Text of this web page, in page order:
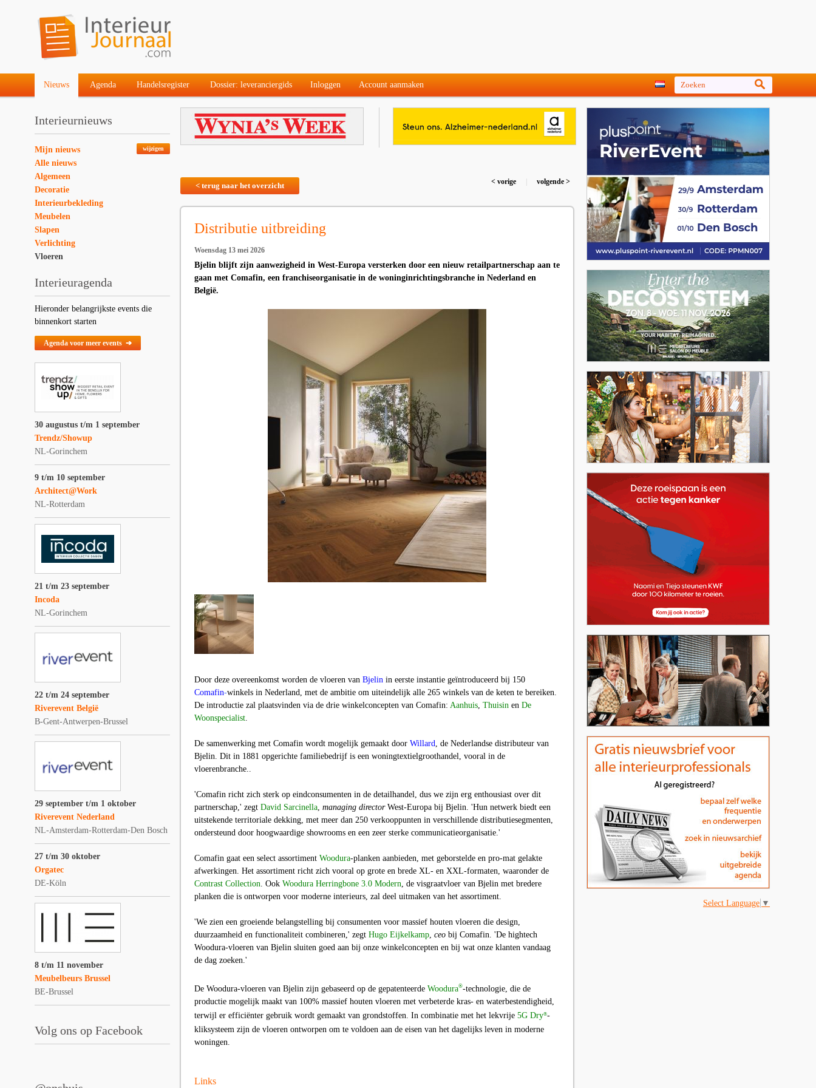
Nieuws Agenda Handelsregister Dossier: leveranciergids Inloggen Account aanmaken
Interieurnieuws
wijzigen
Mijn nieuws
Alle nieuws
Algemeen
Decoratie
Interieurbekleding
Meubelen
Slapen
Verlichting
Vloeren
Interieuragenda
Hieronder belangrijkste events die
binnenkort starten
Agenda voor meer events ➔
30 augustus t/m 1 september
Trendz/Showup
NL-Gorinchem
9 t/m 10 september
Architect@Work
NL-Rotterdam
21 t/m 23 september
Incoda
NL-Gorinchem
22 t/m 24 september
Riverevent België
B-Gent-Antwerpen-Brussel
29 september t/m 1 oktober
Riverevent Nederland
NL-Amsterdam-Rotterdam-Den Bosch
27 t/m 30 oktober
Orgatec
DE-Köln
8 t/m 11 november
Meubelbeurs Brussel
BE-Brussel
Volg ons op Facebook
< terug naar het overzicht < vorige volgende >
Distributie uitbreiding
Woensdag 13 mei 2026
Bjelin blijft zijn aanwezigheid in West-Europa versterken door een nieuw retailpartnerschap aan te
gaan met Comafin, een franchiseorganisatie in de woninginrichtingsbranche in Nederland en
België.
Door deze overeenkomst worden de vloeren van Bjelin in eerste instantie geïntroduceerd bij 150
Comafin-winkels in Nederland, met de ambitie om uiteindelijk alle 265 winkels van de keten te bereiken.
De introductie zal plaatsvinden via de drie winkelconcepten van Comafin: Aanhuis, Thuisin en De
Woonspecialist.
De samenwerking met Comafin wordt mogelijk gemaakt door Willard, de Nederlandse distributeur van
Bjelin. Dit in 1881 opgerichte familiebedrijf is een woningtextielgroothandel, vooral in de
vloerenbranche..
'Comafin richt zich sterk op eindconsumenten in de detailhandel, dus we zijn erg enthousiast over dit
partnerschap,' zegt David Sarcinella, managing directorWest-Europa bij Bjelin. 'Hun netwerk biedt een
uitstekende territoriale dekking, met meer dan 250 verkooppunten in verschillende distributiesegmenten,
ondersteund door hoogwaardige showrooms en een zeer sterke communicatieorganisatie.'
Comafin gaat een select assortiment Woodura-planken aanbieden, met geborstelde en pro-mat gelakte
afwerkingen. Het assortiment richt zich vooral op grote en brede XL- en XXL-formaten, waaronder de
Contrast Collection. Ook Woodura Herringbone 3.0 Modern, de visgraatvloer van Bjelin met bredere
planken die is ontworpen voor moderne interieurs, zal deel uitmaken van het assortiment.
'We zien een groeiende belangstelling bij consumenten voor massief houten vloeren die design,
duurzaamheid en functionaliteit combineren,' zegt Hugo Eijkelkamp, ceo bij Comafin. 'De hightech
Woodura-vloeren van Bjelin sluiten goed aan bij onze winkelconcepten en bij wat onze klanten vandaag
de dag zoeken.'
De Woodura-vloeren van Bjelin zijn gebaseerd op de gepatenteerde Woodura®-technologie , die de
productie mogelijk maakt van 100% massief houten vloeren met verbeterde kras- en waterbestendigheid,
terwijl er efficiënter gebruik wordt gemaakt van grondstoffen. In combinatie met het lekvrije 5G Dry®-
kliksysteem zijn de vloeren ontworpen om te voldoen aan de eisen van het dagelijks leven in moderne
woningen.
Links
Select Language ▼